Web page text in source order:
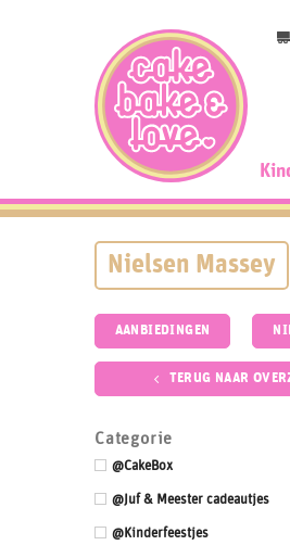
Nielsen Massey
AANBIEDINGEN
TERUG NAAR
Categorie
@CakeBox
@Juf & Meester cadeautjes
@Kinderfeestjes